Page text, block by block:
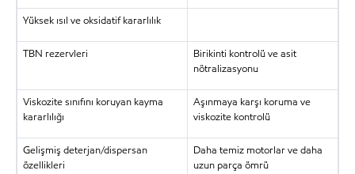
Yüksek ısıl ve oksidatif kararlılık
TBN rezervleri
Birikinti kontrolü ve asit
nötralizasyonu
Viskozite sınıfını koruyan kayma
kararlılığı
Aşınmaya karşı koruma ve
viskozite kontrolü
Gelişmiş deterjan/dispersan
özellikleri
Daha temiz motorlar ve daha
uzun parça ömrü